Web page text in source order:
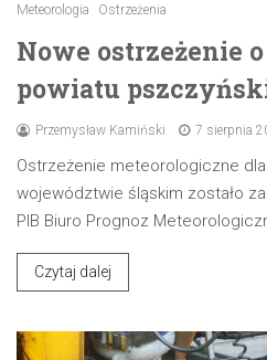
Meteorologia Ostrzeżenia
Nowe ostrzeżenie
powiatu
Przemysław Kamiński 7 sierpnia
Ostrzeżenie meteorologiczne
województwie śląskim zostało
PIB Biuro Prognoz
Czytaj dalej